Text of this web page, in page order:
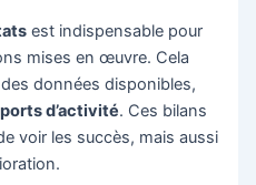
est indispensable pour
mises en œuvre. Cela
données disponibles,
d’activité. Ces bilans
voir les succès, mais aussi